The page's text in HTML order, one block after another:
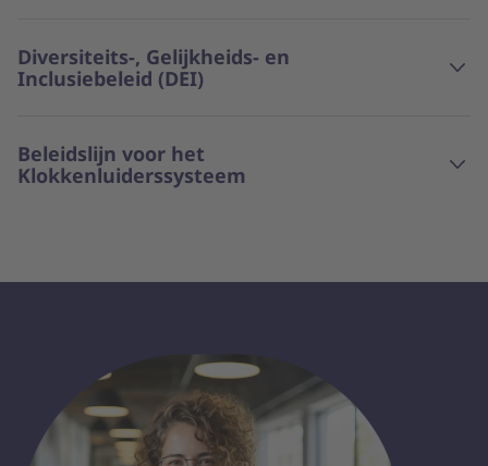
Diversiteits-, Gelijkheids- en
Inclusiebeleid (DEI)
Beleidslijn voor het
Klokkenluiderssysteem